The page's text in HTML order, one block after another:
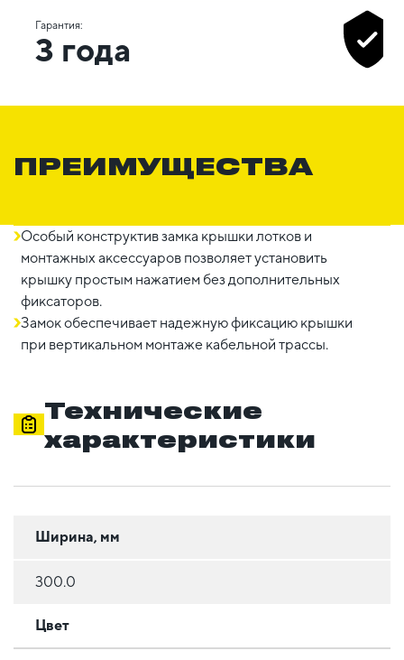
Гарантия:
3 года
ПРЕИМУЩЕСТВА
Особый конструктив замка крышки лотков и
монтажных аксессуаров позволяет установить
крышку простым нажатием без дополнительных
фиксаторов.
Замок обеспечивает надежную фиксацию крышки
при вертикальном монтаже кабельной трассы.
Технические
характеристики
Ширина, мм
300.0
Цвет